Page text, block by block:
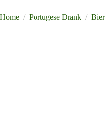
Home / Portugese Drank / Bier